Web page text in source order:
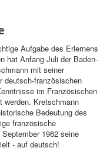
Aufgabe des Erlernens
hat Anfang Juli der Baden-
mit seiner
deutsch-französischen
im Französischen
werden. Kretschmann
Bedeutung des
französische
1962 seine
- auf deutsch!